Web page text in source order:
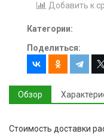
Добавить к
Категории:
Поделиться:
Обзор
Стоимость доставки